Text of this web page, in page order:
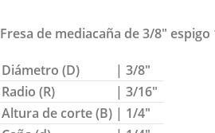
Fresa de mediacaña de 3/8″
Diámetro (D)
| 3/8″
Radio (R)
| 3/16″
Altura de corte (B) | 1/4″